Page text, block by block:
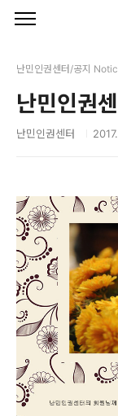
난민인권센터/공지
난민인권
난민인권센터